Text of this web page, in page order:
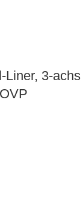
Liner, 3-achs